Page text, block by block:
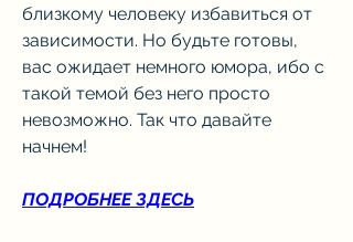
близкому человеку избавиться от
зависимости. Но будьте готовы,
вас ожидает немного юмора, ибо с
такой темой без него просто
невозможно. Так что давайте
начнем!
ПОДРОБНЕЕ ЗДЕСЬ